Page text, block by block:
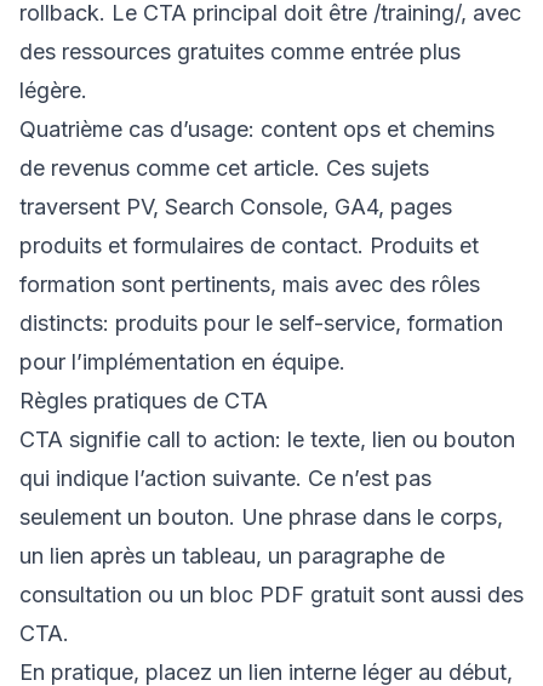
rollback. Le CTA principal doit être /training/, avec
des ressources gratuites comme entrée plus
légère.
Quatrième cas d’usage: content ops et chemins
de revenus comme cet article. Ces sujets
traversent PV, Search Console, GA4, pages
produits et formulaires de contact. Produits et
formation sont pertinents, mais avec des rôles
distincts: produits pour le self-service, formation
pour l’implémentation en équipe.
Règles pratiques de CTA
CTA signifie call to action: le texte, lien ou bouton
qui indique l’action suivante. Ce n’est pas
seulement un bouton. Une phrase dans le corps,
un lien après un tableau, un paragraphe de
consultation ou un bloc PDF gratuit sont aussi des
CTA.
En pratique, placez un lien interne léger au début,